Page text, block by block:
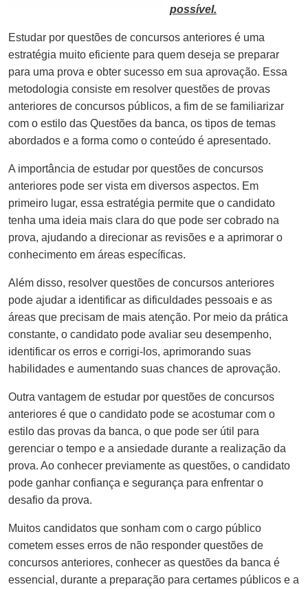
possível.
Estudar por questões de concursos anteriores é uma
estratégia muito eficiente para quem deseja se preparar
para uma prova e obter sucesso em sua aprovação. Essa
metodologia consiste em resolver questões de provas
anteriores de concursos públicos, a fim de se familiarizar
com o estilo das Questões da banca, os tipos de temas
abordados e a forma como o conteúdo é apresentado.
A importância de estudar por questões de concursos
anteriores pode ser vista em diversos aspectos. Em
primeiro lugar, essa estratégia permite que o candidato
tenha uma ideia mais clara do que pode ser cobrado na
prova, ajudando a direcionar as revisões e a aprimorar o
conhecimento em áreas específicas.
Além disso, resolver questões de concursos anteriores
pode ajudar a identificar as dificuldades pessoais e as
áreas que precisam de mais atenção. Por meio da prática
constante, o candidato pode avaliar seu desempenho,
identificar os erros e corrigi-los, aprimorando suas
habilidades e aumentando suas chances de aprovação.
Outra vantagem de estudar por questões de concursos
anteriores é que o candidato pode se acostumar com o
estilo das provas da banca, o que pode ser útil para
gerenciar o tempo e a ansiedade durante a realização da
prova. Ao conhecer previamente as questões, o candidato
pode ganhar confiança e segurança para enfrentar o
desafio da prova.
Muitos candidatos que sonham com o cargo público
cometem esses erros de não responder questões de
concursos anteriores, conhecer as questões da banca é
essencial, durante a preparação para certames públicos e a